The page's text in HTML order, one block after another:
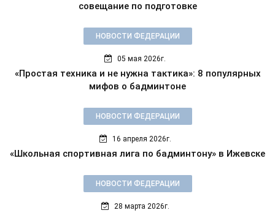
совещание по подготовке
НОВОСТИ ФЕДЕРАЦИИ
05 мая 2026г.
«Простая техника и не нужна тактика»: 8 популярных
мифов о бадминтоне
НОВОСТИ ФЕДЕРАЦИИ
16 апреля 2026г.
«Школьная спортивная лига по бадминтону» в Ижевске
НОВОСТИ ФЕДЕРАЦИИ
28 марта 2026г.